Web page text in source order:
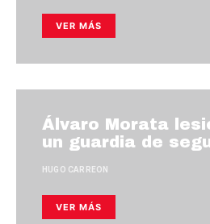
VER MÁS
Álvaro Morata
un guardia de
HUGO CARREON
VER MÁS